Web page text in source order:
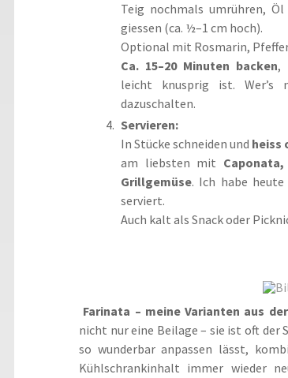
Teig nochmals umrühren,
giessen (ca. ½–1 cm hoch).
Optional mit Rosmarin,
Ca. 15–20 Minuten backen,
leicht knusprig ist.
dazuschalten.
Servieren:
In Stücke schneiden und heiss
am liebsten mit
Grillgemüse. Ich habe
serviert.
Auch kalt als Snack oder
Farinata – meine Varianten aus
nicht nur eine Beilage – sie ist oft der
so wunderbar anpassen lässt,
Kühlschrankinhalt immer wieder